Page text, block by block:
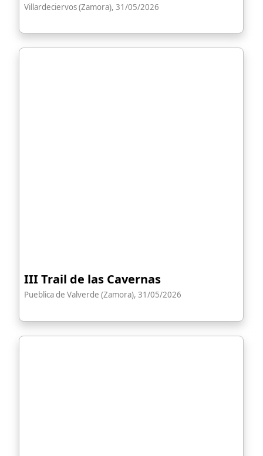
Villardeciervos (Zamora), 31/05/2026
III Trail de las Cavernas
Pueblica de Valverde (Zamora), 31/05/2026